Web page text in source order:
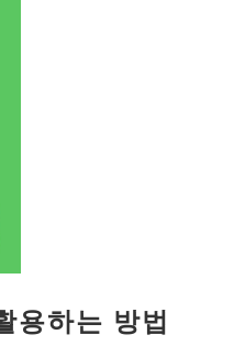
용하는 방법